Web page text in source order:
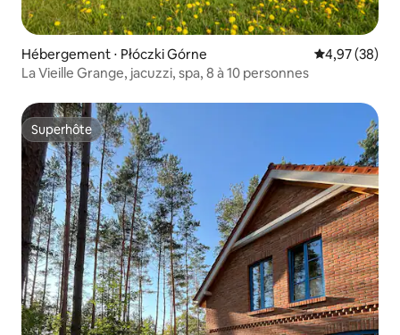
Hébergement ⋅ Płóczki Górne Évaluation
4,97 (38)
La Vieille Grange, jacuzzi, spa, 8 à 10 personnes
Superhôte
Superhôte